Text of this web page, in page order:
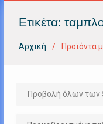
Ετικέτα:
Αρχική Προϊόντα
Προβολή όλων των